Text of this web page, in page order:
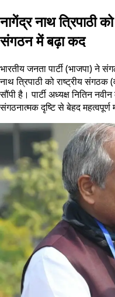
नागेंद्र नाथ त्रिपाठी
संगठन में बढ़ा कद
भारतीय जनता पार्टी (भाजपा) ने
नाथ त्रिपाठी को राष्ट्रीय संगठक
सौंपी है। पार्टी अध्यक्ष नितिन
संगठनात्मक दृष्टि से बेहद महत्वपूर्ण